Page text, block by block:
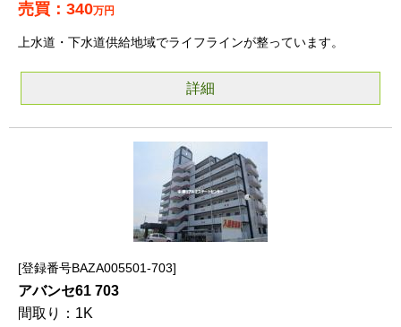
340万円
上水道・下水道供給地域でライフラインが整っています。
詳細
登録番号BAZA005501-703
アバンセ61 703
1K